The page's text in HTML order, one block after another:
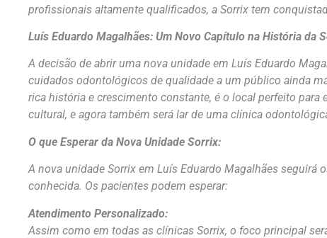
profissionais altamente qualificados, a Sorrix tem
Luís Eduardo Magalhães: Um Novo Capítulo na História da
A decisão de abrir uma nova unidade em Luís Eduardo
cuidados odontológicos de qualidade a um público ainda
rica história e crescimento constante, é o local perfeito
cultural, e agora também será lar de uma clínica
O que Esperar da Nova Unidade Sorrix:
A nova unidade Sorrix em Luís Eduardo Magalhães seguirá
conhecida. Os pacientes podem esperar:
Atendimento Personalizado:
Assim como em todas as clínicas Sorrix, o foco principal